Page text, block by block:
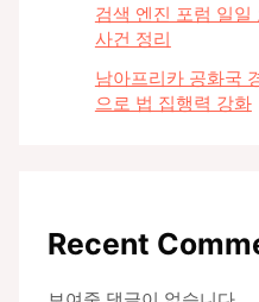
검색 엔진 포럼 일
사건 정리
남아프리카 공화국
으로 법 집행력 강화
Recent